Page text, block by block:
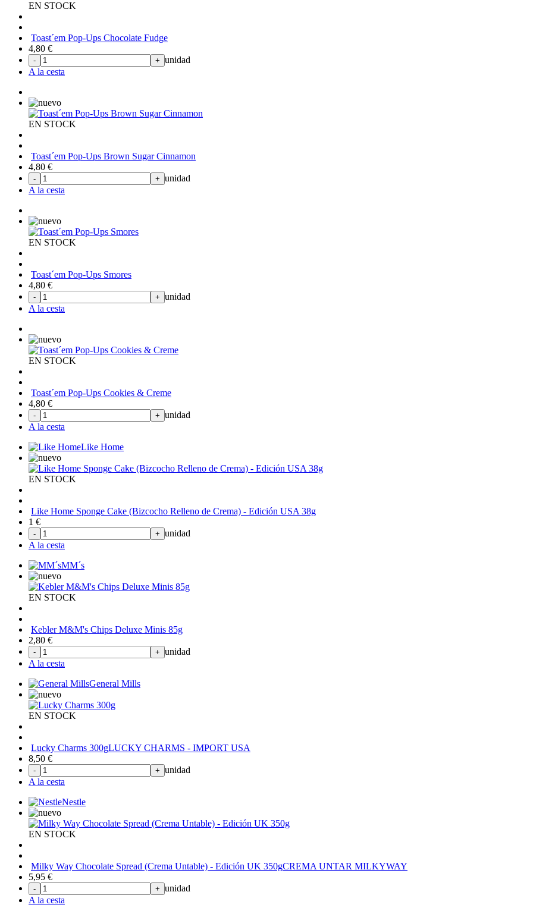
EN STOCK
Toast´em Pop-Ups Chocolate Fudge
4,80 €
- + unidad
A la cesta
EN STOCK
Toast´em Pop-Ups Brown Sugar Cinnamon
4,80 €
- + unidad
A la cesta
EN STOCK
Toast´em Pop-Ups Smores
4,80 €
- + unidad
A la cesta
EN STOCK
Toast´em Pop-Ups Cookies & Creme
4,80 €
- + unidad
A la cesta
Like Home
EN STOCK
Like Home Sponge Cake (Bizcocho Relleno de Crema) - Edición USA 38g
1 €
- + unidad
A la cesta
MM´s
EN STOCK
Kebler M&M's Chips Deluxe Minis 85g
2,80 €
- + unidad
A la cesta
General Mills
EN STOCK
Lucky Charms 300gLUCKY CHARMS - IMPORT USA
8,50 €
- + unidad
A la cesta
Nestle
EN STOCK
Milky Way Chocolate Spread (Crema Untable) - Edición UK 350gCREMA UNTAR MILKYWAY
5,95 €
- + unidad
A la cesta